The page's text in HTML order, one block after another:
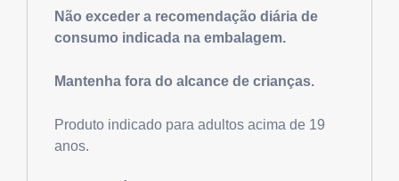
Não exceder a recomendação diária de
consumo indicada na embalagem.
Mantenha fora do alcance de crianças.
Produto indicado para adultos acima de 19
anos.